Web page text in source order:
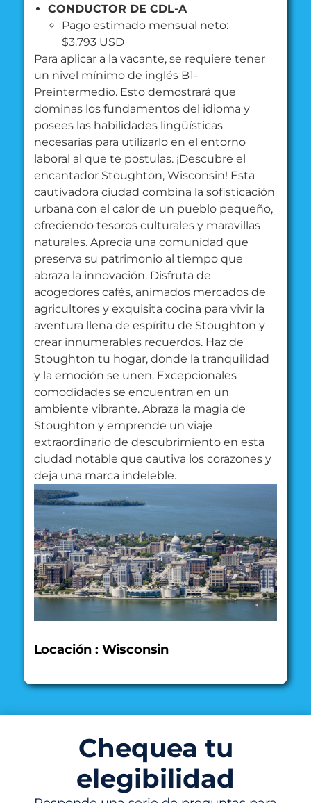
CONDUCTOR DE CDL-A
Pago estimado mensual neto:
$3.793 USD
Para aplicar a la vacante, se requiere tener
un nivel mínimo de inglés B1-
Preintermedio. Esto demostrará que
dominas los fundamentos del idioma y
posees las habilidades lingüísticas
necesarias para utilizarlo en el entorno
laboral al que te postulas. ¡Descubre el
encantador Stoughton, Wisconsin! Esta
cautivadora ciudad combina la sofisticación
urbana con el calor de un pueblo pequeño,
ofreciendo tesoros culturales y maravillas
naturales. Aprecia una comunidad que
preserva su patrimonio al tiempo que
abraza la innovación. Disfruta de
acogedores cafés, animados mercados de
agricultores y exquisita cocina para vivir la
aventura llena de espíritu de Stoughton y
crear innumerables recuerdos. Haz de
Stoughton tu hogar, donde la tranquilidad
y la emoción se unen. Excepcionales
comodidades se encuentran en un
ambiente vibrante. Abraza la magia de
Stoughton y emprende un viaje
extraordinario de descubrimiento en esta
ciudad notable que cautiva los corazones y
deja una marca indeleble.
Locación : Wisconsin
Chequea tu
elegibilidad